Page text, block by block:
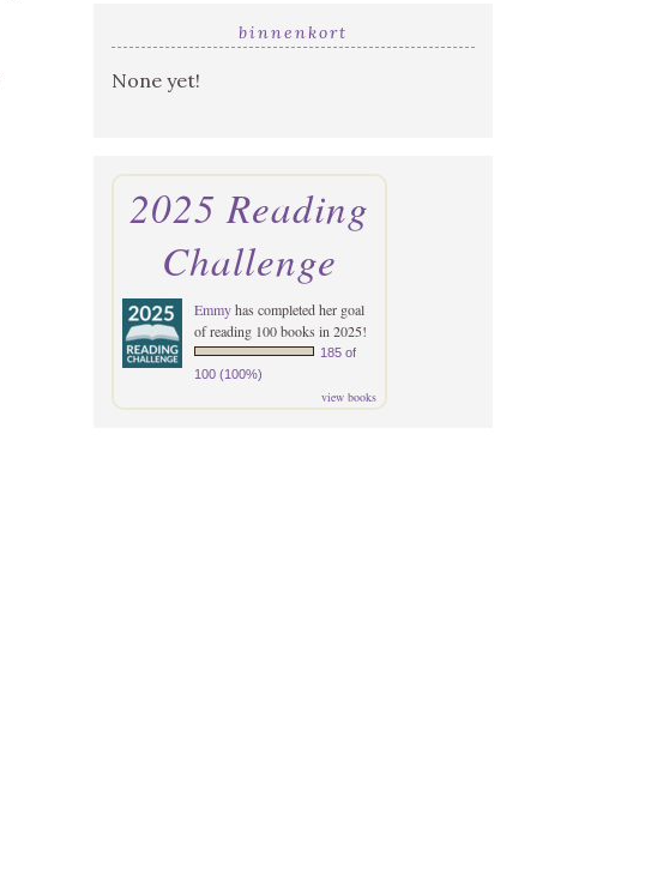
binnenkort
None yet!
2025 Reading
Challenge
Emmyhas completed her goal
of reading 100 books in 2025!
185 of
100 (100%)
view books